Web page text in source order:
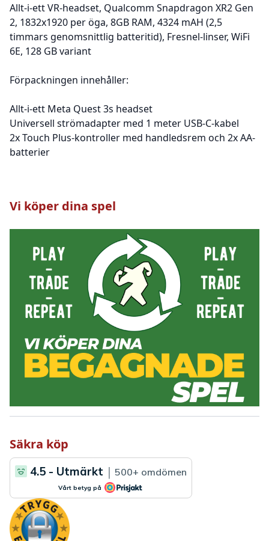
Allt-i-ett VR-headset, Qualcomm Snapdragon XR2 Gen
2, 1832x1920 per öga, 8GB RAM, 4324 mAH (2,5
timmars genomsnittlig batteritid), Fresnel-linser, WiFi
6E, 128 GB variant
Förpackningen innehåller:
Allt-i-ett Meta Quest 3s headset
Universell strömadapter med 1 meter USB-C-kabel
2x Touch Plus-kontroller med handledsrem och 2x AA-
batterier
Vi köper dina spel
Säkra köp